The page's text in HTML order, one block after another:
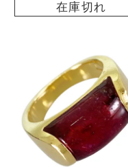
在庫切れ